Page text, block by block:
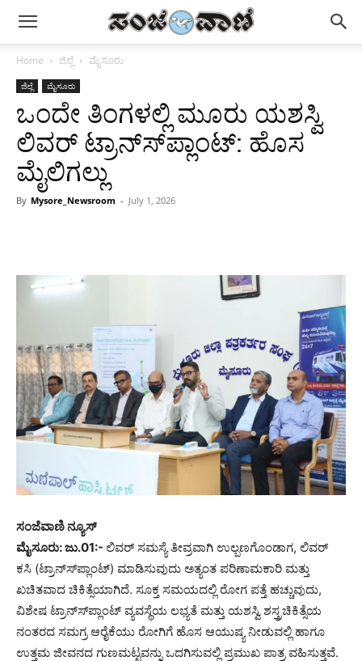
Home ಜಿಲ್ಲೆ ಮೈಸೂರು
ಜಿಲ್ಲೆ ಮೈಸೂರು
ಒಂದೇ ತಿಂಗಳಲ್ಲಿ ಮೂರು ಯಶಸ್ವಿ
ಲಿವರ್ ಟ್ರಾನ್ಸ್‍ಪ್ಲಾಂಟ್: ಹೊಸ
ಮೈಲಿಗಲ್ಲು
By Mysore_Newsroom - July 1, 2026
ಸಂಜೆವಾಣಿ ನ್ಯೂಸ್
ಮೈಸೂರು: ಜು.01:- ಲಿವರ್ ಸಮಸ್ಯೆ ತೀವ್ರವಾಗಿ ಉಲ್ಬಣಗೊಂಡಾಗ, ಲಿವರ್
ಕಸಿ (ಟ್ರಾನ್ಸ್‍ಪ್ಲಾಂಟ್) ಮಾಡಿಸುವುದು ಅತ್ಯಂತ ಪರಿಣಾಮಕಾರಿ ಮತ್ತು
ಖಚಿತವಾದ ಚಿಕಿತ್ಸೆಯಾಗಿದೆ. ಸೂಕ್ತ ಸಮಯದಲ್ಲಿ ರೋಗ ಪತ್ತೆ ಹಚ್ಚುವುದು,
ವಿಶೇಷ ಟ್ರಾನ್ಸ್‍ಪ್ಲಾಂಟ್ ವ್ಯವಸ್ಥೆಯ ಲಭ್ಯತೆ ಮತ್ತು ಯಶಸ್ವಿ ಶಸ್ತ್ರಚಿಕಿತ್ಸೆಯ
ನಂತರದ ಸಮಗ್ರ ಆರೈಕೆಯು ರೋಗಿಗೆ ಹೊಸ ಆಯುಷ್ಯ ನೀಡುವಲ್ಲಿ ಹಾಗೂ
ಉತ್ತಮ ಜೀವನದ ಗುಣಮಟ್ಟವನ್ನು ಒದಗಿಸುವಲ್ಲಿ ಪ್ರಮುಖ ಪಾತ್ರ ವಹಿಸುತ್ತವೆ.